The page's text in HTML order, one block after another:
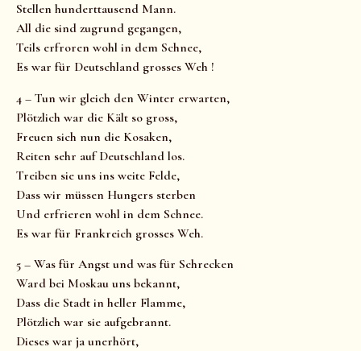
Stellen hunderttausend Mann.
All die sind zugrund gegangen,
Teils erfroren wohl in dem Schnee,
Es war für Deutschland grosses Weh !
4 – Tun wir gleich den Winter erwarten,
Plötzlich war die Kält so gross,
Freuen sich nun die Kosaken,
Reiten sehr auf Deutschland los.
Treiben sie uns ins weite Felde,
Dass wir müssen Hungers sterben
Und erfrieren wohl in dem Schnee.
Es war für Frankreich grosses Weh.
5 – Was für Angst und was für Schrecken
Ward bei Moskau uns bekannt,
Dass die Stadt in heller Flamme,
Plötzlich war sie aufgebrannt.
Dieses war ja unerhört,